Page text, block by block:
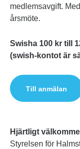
medlemsavgift.
årsmöte.
Swisha 100 kr till
(swish-kontot är
Till anmälan
Hjärtligt
Styrelsen för